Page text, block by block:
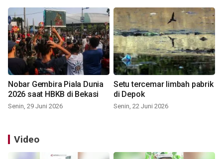
Nobar Gembira Piala Dunia
2026 saat HBKB di Bekasi
Senin, 29 Juni 2026
Setu tercemar limbah pabrik
di Depok
Senin, 22 Juni 2026
Video